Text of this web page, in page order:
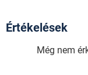
Értékelések
Még nem